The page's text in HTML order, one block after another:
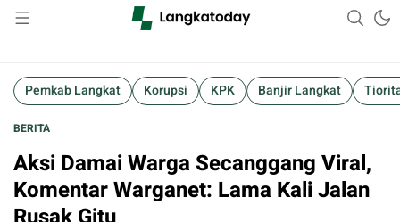
Langkatoday.com
Suara Lokal, Informasi Global
Pemkab Langkat Korupsi KPK Banjir Langkat
BERITA
Aksi Damai Warga Secanggang Viral,
Komentar Warganet: Lama Kali Jalan